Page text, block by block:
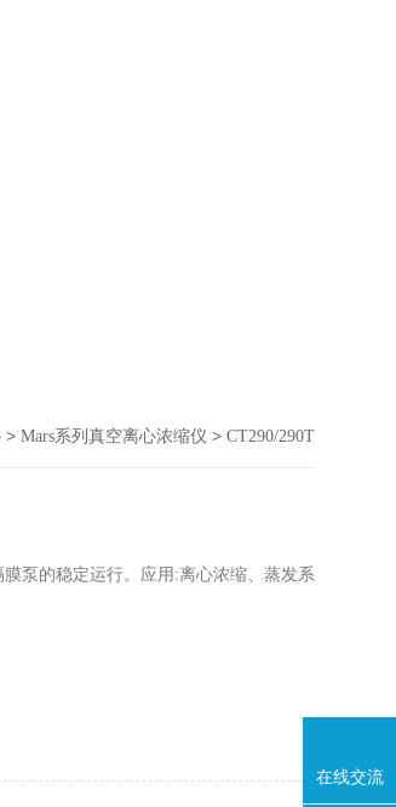
> Mars系列真空离心浓缩仪 > CT290/290T
的稳定运行。应用:离心浓缩、蒸发系
在线交流